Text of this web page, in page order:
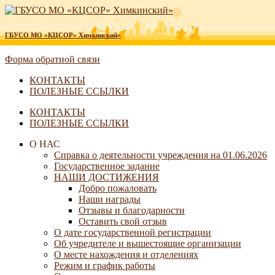
ГБУСО МО «КЦСОР» Химкинский»
Форма обратной связи
КОНТАКТЫ
ПОЛЕЗНЫЕ ССЫЛКИ
КОНТАКТЫ
ПОЛЕЗНЫЕ ССЫЛКИ
О НАС
Справка о деятельности учреждения на 01.06.2026
Государственное задание
НАШИ ДОСТИЖЕНИЯ
Добро пожаловать
Наши награды
Отзывы и благодарности
Оставить свой отзыв
О дате государственной регистрации
Об учредителе и вышестоящие организации
О месте нахождения и отделениях
Режим и график работы